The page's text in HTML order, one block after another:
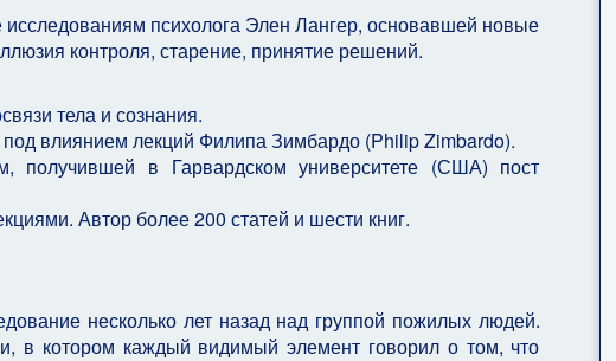
психолога Элен Лангер, основавшей новые
контроля, старение, принятие решений.
тела и сознания.
влиянием лекций Филипа Зимбардо (Philip Zimbardo).
получившей в Гарвардском университете (США) пост
Автор более 200 статей и шести книг.
несколько лет назад над группой пожилых людей.
в котором каждый видимый элемент говорил о том, что